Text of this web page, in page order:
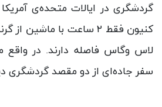
گردشگری در ایالات متحده‌ی
لاس وگاس فاصله دارند. در واقع
سفر جاده‌ای از دو مقصد گردشگری